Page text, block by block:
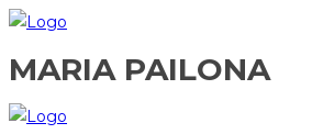
MARIA PAILONA